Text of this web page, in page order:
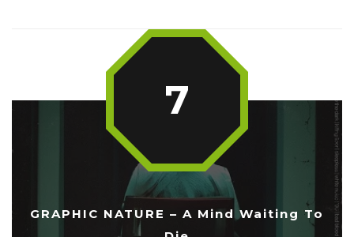
GRAPHIC NATURE – A Mind Waiting To
7